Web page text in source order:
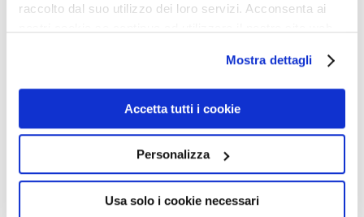
raccolto dal suo utilizzo dei loro servizi. Acconsenta ai
Mostra dettagli
Accetta tutti i cookie
Personalizza
Usa solo i cookie necessari
rivelatagli da Lui. (p. 237).
4 marzo (pp. 243-249). Visione del martirio di Santa
Fenicola. Gesù le spiega la vicenda: era amica di Santa
Petronilla che assistette San Pietro a Roma; Petronilla
chiese a Dio di fare di lei una crocifissa, e infatti si
ammalò di paralisi. Quando fu necessario, la sua
malattia conobbe una sosta per mostrare che Dio è
padrone dell’universo, finito il momento Dio tornò a
crocifiggerla. Morto San Pietro, Petronilla trovò che la